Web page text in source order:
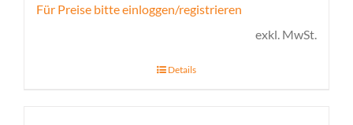
Für Preise bitte einloggen/registrieren
exkl. MwSt.
Details